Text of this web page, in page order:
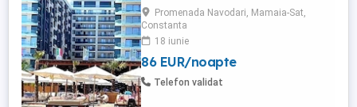
APARTAMENTE SI STUDIOURI Intr-unul din
cele mai frumoase si elegante resorturi
rezidentialle de 5 stele Situat in PRIMA
MAMAIA-NORD ***** FACILITATI:
PARCARE PRIVATA GRATUITA CU BARIERA
Promenada Navodari, Mamaia-Sat,
Constanta
18 iunie
86 EUR/noapte
Telefon validat